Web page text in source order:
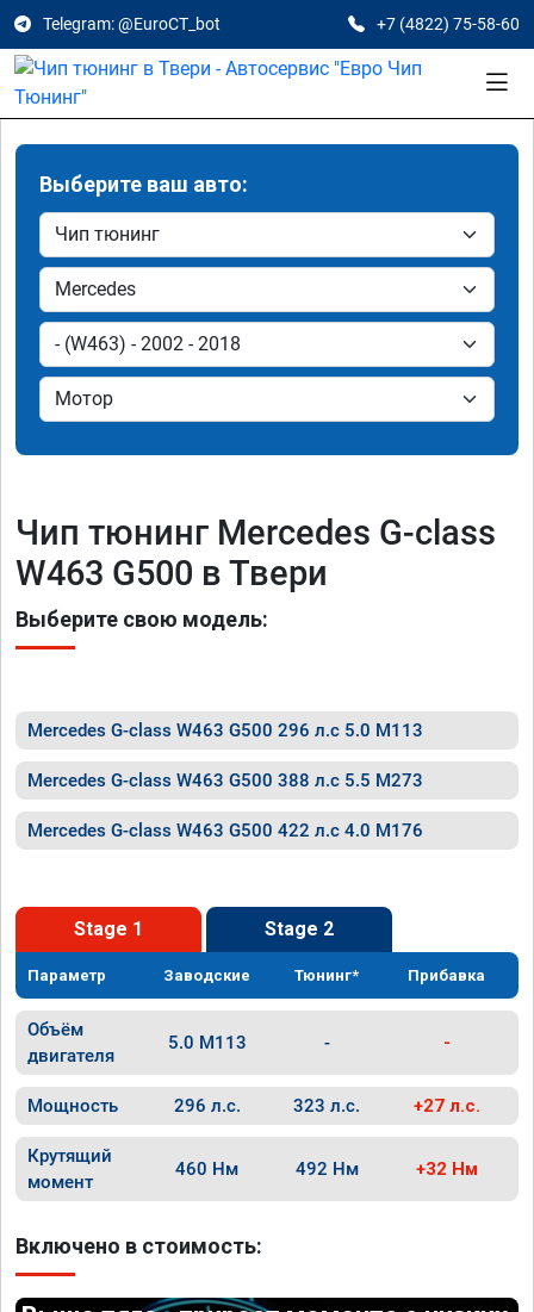
Telegram: @EuroCT_bot +7 (4822) 75-58-60
Выберите ваш авто:
Чип тюнинг Mercedes G-class
W463 G500 в Твери
Выберите свою модель:
Mercedes G-class W463 G500 296 л.с 5.0 M113
Mercedes G-class W463 G500 388 л.с 5.5 M273
Mercedes G-class W463 G500 422 л.с 4.0 M176
Stage 1 Stage 2
Параметр Заводские Тюнинг* Прибавка
Объём
двигателя
5.0 M113 - -
Мощность 296 л.с. 323 л.с. +27 л.с.
Крутящий
момент
460 Нм 492 Нм +32 Нм
Включено в стоимость: